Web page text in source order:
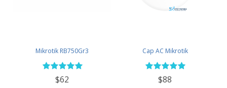
Mikrotik RB750Gr3
$62
Cap AC Mikrotik
$88